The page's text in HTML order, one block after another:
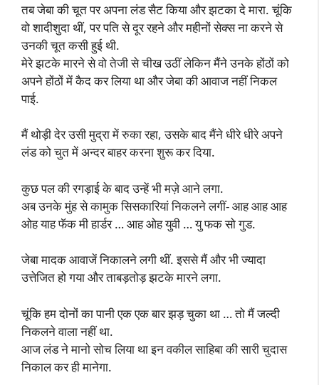
तब जेबा की चूत पर अपना लंड सैट किया और झटका दे मारा. चूंकि
वो शादीशुदा थीं, पर पति से दूर रहने और महीनों सेक्स ना करने से
उनकी चूत कसी हुई थी.
मेरे झटके मारने से वो तेजी से चीख उठीं लेकिन मैंने उनके होंठों को
अपने होंठों में कैद कर लिया था और जेबा की आवाज नहीं निकल
पाई.
मैं थोड़ी देर उसी मुद्रा में रुका रहा, उसके बाद मैंने धीरे धीरे अपने
लंड को चुत में अन्दर बाहर करना शुरू कर दिया.
कुछ पल की रगड़ाई के बाद उन्हें भी मज़े आने लगा.
अब उनके मुंह से कामुक सिसकारियां निकलने लगीं- आह आह आह
ओह याह फॅक मी हार्डर … आह ओह युवी … यु फक सो गुड.
जेबा मादक आवाजें निकालने लगी थीं. इससे मैं और भी ज्यादा
उत्तेजित हो गया और ताबड़तोड़ झटके मारने लगा.
चूंकि हम दोनों का पानी एक एक बार झड़ चुका था … तो मैं जल्दी
निकलने वाला नहीं था.
आज लंड ने मानो सोच लिया था इन वकील साहिबा की सारी चुदास
निकाल कर ही मानेगा.